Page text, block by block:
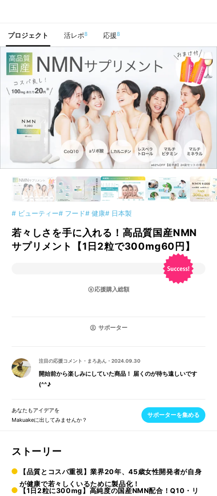
プロジェクト 活レポ8 応援8
# ビューティー# フード# 健康# 日本製
若々しさを手に入れる！高品質国産NMN
サプリメント【1日2粒で300mg60円】
応援購入総額
サポーター
注目の応援コメント ・ まろあん ・ 2024.09.30
開始前から楽しみにしていた商品！ 届くのが待ち遠しいです
(^^♪
あなたもアイデアを
Makuakeに出してみませんか？
サポーターを集める
ストーリー
【品質とコスパ重視】業界20年、45歳女性開発者が自身
が健康で若々しくいるために製品化！
【1日2粒に300mg】高純度の国産NMN配合！Q10・リ